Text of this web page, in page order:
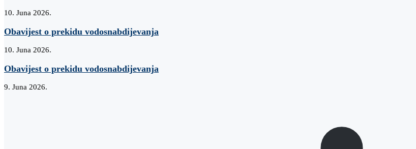
10. Juna 2026.
Obavijest o prekidu vodosnabdijevanja
10. Juna 2026.
Obavijest o prekidu vodosnabdijevanja
9. Juna 2026.